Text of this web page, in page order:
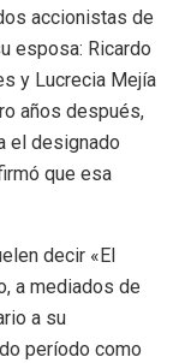
accionistas de
esposa: Ricardo
y Lucrecia Mejía
años después,
el designado
que esa
decir «El
a mediados de
a su
período como